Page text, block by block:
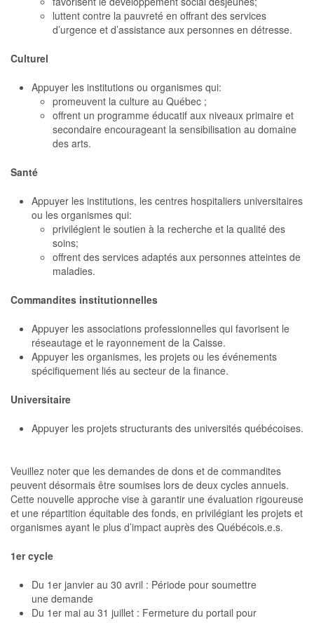
luttent contre la pauvreté en offrant des services
d’urgence et d’assistance aux personnes en détresse.
Culturel
Appuyer les institutions ou organismes qui:
promeuvent la culture au Québec ;
offrent un programme éducatif aux niveaux primaire et
secondaire encourageant la sensibilisation au domaine
des arts.
Santé
Appuyer les institutions, les centres hospitaliers universitaires
ou les organismes qui:
privilégient le soutien à la recherche et la qualité des
soins;
offrent des services adaptés aux personnes atteintes de
maladies.
Commandites institutionnelles
Appuyer les associations professionnelles qui favorisent le
réseautage et le rayonnement de la Caisse.
Appuyer les organismes, les projets ou les événements
spécifiquement liés au secteur de la finance.
Universitaire
Appuyer les projets structurants des universités québécoises.
Veuillez noter que les demandes de dons et de commandites
peuvent désormais être soumises lors de deux cycles annuels.
Cette nouvelle approche vise à garantir une évaluation rigoureuse
et une répartition équitable des fonds, en privilégiant les projets et
organismes ayant le plus d’impact auprès des Québécois.e.s.
1er cycle
Du 1er janvier au 30 avril : Période pour soumettre
une demande
Du 1er mai au 31 juillet : Fermeture du portail pour